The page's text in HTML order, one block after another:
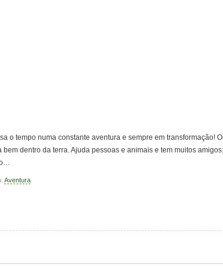
o tempo numa constante aventura e sempre em transformação!
bem dentro da terra. Ajuda pessoas e animais e tem muitos
Aventura